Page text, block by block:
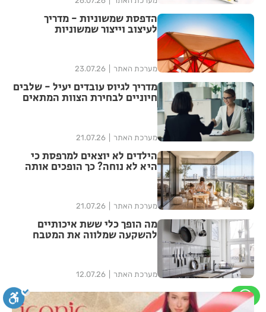
הדפסת שמשוניות - מדריך
לעיצוב וייצור שמשוניות
מערכת האתר 23.07.26
מדריך לגיוס עובדים יעיל - שלבים
חיוניים לבחירת הצוות המתאים
מערכת האתר 21.07.26
הילדים לא יוצאים למרפסת כי
היא לא נוחה? כך הופכים אותה
מערכת האתר 21.07.26
מה הופך כלי ששת איכותיים
להשקעה שמלווה את המטבח
מערכת האתר 12.07.26